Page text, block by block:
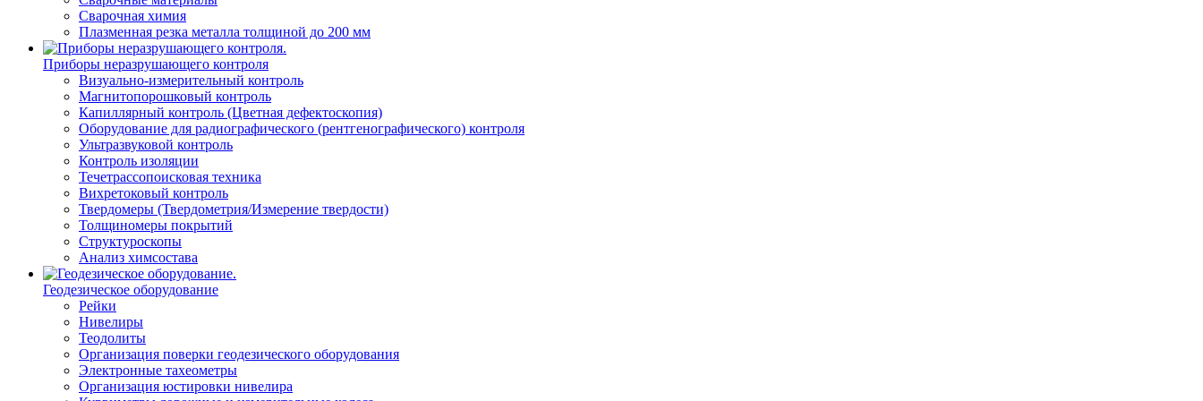
Сварочная химия
Плазменная резка металла толщиной до 200 мм
Приборы неразрушающего контроля
Визуально-измерительный контроль
Магнитопорошковый контроль
Капиллярный контроль (Цветная дефектоскопия)
Оборудование для радиографического (рентгенографического) контроля
Ультразвуковой контроль
Контроль изоляции
Течетрассопоисковая техника
Вихретоковый контроль
Твердомеры (Твердометрия/Измерение твердости)
Толщиномеры покрытий
Структуроскопы
Анализ химсостава
Геодезическое оборудование
Рейки
Нивелиры
Теодолиты
Организация поверки геодезического оборудования
Электронные тахеометры
Организация юстировки нивелира